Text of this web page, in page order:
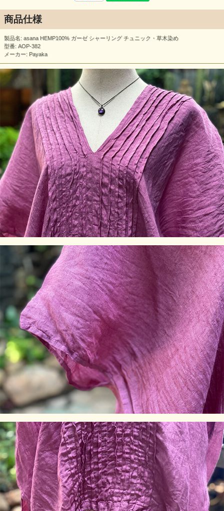
商品仕様
製品名: asana HEMP100% ガーゼ シャーリング チュニック・草木染め
型番: AOP-382
メーカー: Payaka